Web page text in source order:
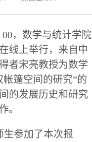
00，数学与统计学院
线上举行，来自中
者宋亮教授为数学
篷空间的研究”的
的发展历史和研究
。
生参加了本次报